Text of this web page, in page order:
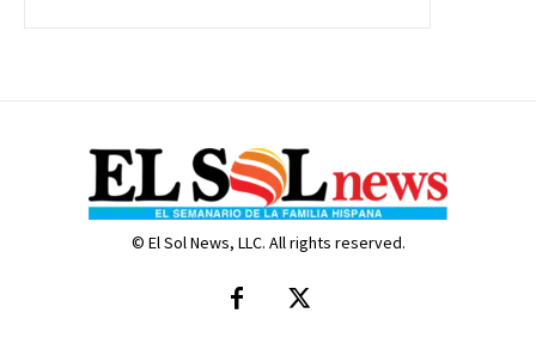
© El Sol News, LLC. All rights reserved.